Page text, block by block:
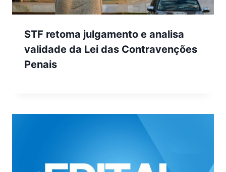
STF retoma julgamento e analisa
validade da Lei das Contravenções
Penais